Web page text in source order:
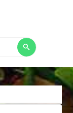
Поиск